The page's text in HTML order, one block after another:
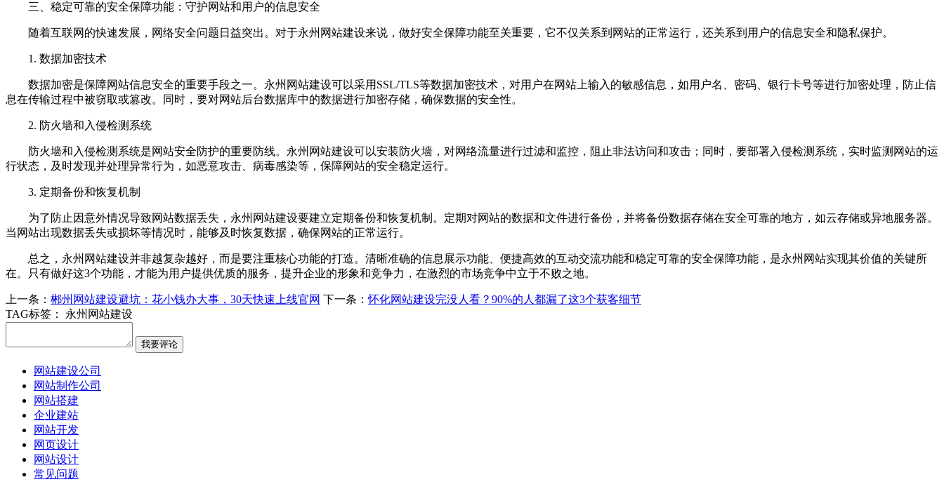
三、稳定可靠的安全保障功能：守护网站和用户的信息安全
随着互联网的快速发展，网络安全问题日益突出。对于永州网站建设来说，做好安全保障功能至关重要，它不仅关系到网站的正常运行，还关系到用户的信息安全和隐私保护。
1. 数据加密技术
数据加密是保障网站信息安全的重要手段之一。永州网站建设可以采用SSL/TLS等数据加密技术，对用户在网站上输入的敏感信息，如用户名、密码、银行卡号等进行加密处理，防止信
息在传输过程中被窃取或篡改。同时，要对网站后台数据库中的数据进行加密存储，确保数据的安全性。
2. 防火墙和入侵检测系统
防火墙和入侵检测系统是网站安全防护的重要防线。永州网站建设可以安装防火墙，对网络流量进行过滤和监控，阻止非法访问和攻击；同时，要部署入侵检测系统，实时监测网站的运
行状态，及时发现并处理异常行为，如恶意攻击、病毒感染等，保障网站的安全稳定运行。
3. 定期备份和恢复机制
为了防止因意外情况导致网站数据丢失，永州网站建设要建立定期备份和恢复机制。定期对网站的数据和文件进行备份，并将备份数据存储在安全可靠的地方，如云存储或异地服务器。
当网站出现数据丢失或损坏等情况时，能够及时恢复数据，确保网站的正常运行。
总之，永州网站建设并非越复杂越好，而是要注重核心功能的打造。清晰准确的信息展示功能、便捷高效的互动交流功能和稳定可靠的安全保障功能，是永州网站实现其价值的关键所
在。只有做好这3个功能，才能为用户提供优质的服务，提升企业的形象和竞争力，在激烈的市场竞争中立于不败之地。
上一条： 郴州网站建设避坑：花小钱办大事，30天快速上线官网 下一条：怀化网站建设完没人看？90%的人都漏了这3个获客细节
TAG标签：
永州网站建设
网站建设公司
网站制作公司
网站搭建
企业建站
网站开发
网页设计
网站设计
常见问题